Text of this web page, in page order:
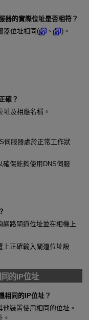
器的實際位址是否相符？
器位址相同(
、 )。
確？
及相應名稱。
伺服器處於正常工作狀
保能夠使用DNS伺服
路閘道位址並在相機上
上正確輸入閘道位址設
的IP位址
相同的IP位址？
裝置使用相同的位址。